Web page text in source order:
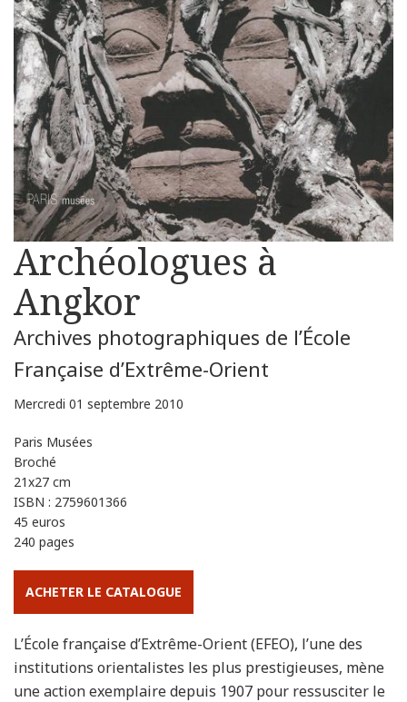
Archéologues à
Angkor
Archives photographiques de l’École
Française d’Extrême-Orient
Mercredi 01 septembre 2010
Paris Musées
Broché
21x27 cm
ISBN : 2759601366
45 euros
240 pages
ACHETER LE CATALOGUE
L’École française d’Extrême-Orient (EFEO), l’une des
institutions orientalistes les plus prestigieuses, mène
une action exemplaire depuis 1907 pour ressusciter le